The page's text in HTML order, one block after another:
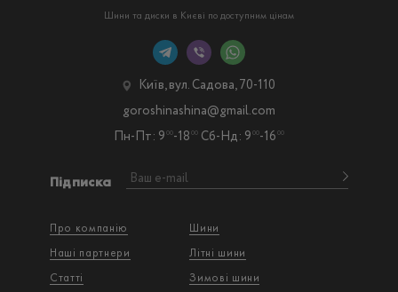
Шини та диски в Києві по доступним цінам
Про компанію
Наші партнери
Статті
Шини
Літні шини
Зимові шини
Підписка
Київ, вул. Садова, 70-110
Пн-Пт: 9 00-18 00 Сб-Нд: 9 00-16 00
goroshinashina@gmail.com